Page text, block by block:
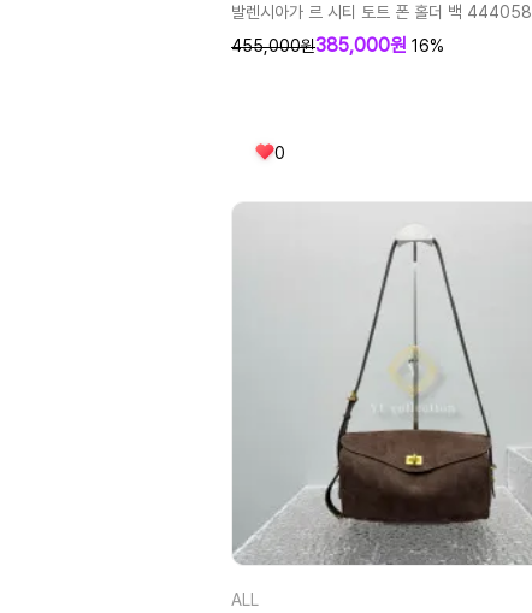
발렌시아가 르 시티 토트 폰 홀더 백 444058
455,000원385,000원 16%
0
ALL